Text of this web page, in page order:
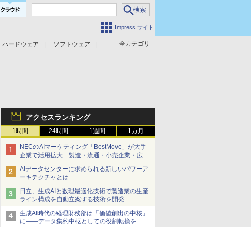
Impress サイト
全カテゴリ
ハードウェア
ソフトウェア
アクセスランキング
1時間 24時間 1週間 1カ月
NECのAIマーケティング「BestMove」が大手
企業で活用拡大 製造・流通・小売企業・広告
代理店などが実装フェーズへ
AIデータセンターに求められる新しいパワーア
ーキテクチャとは
日立、生成AIと数理最適化技術で製造業の生産
ライン構成を自動立案する技術を開発
生成AI時代の経理財務部は「価値創出の中核」
に――データ集約中枢としての役割転換を